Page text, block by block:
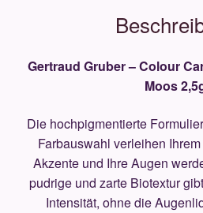
Gertraud Gruber – Colour
Moos
Die hochpigmentierte
Farbauswahl verleihen
Akzente und Ihre Augen
pudrige und zarte Biotextur
Intensität, ohne die